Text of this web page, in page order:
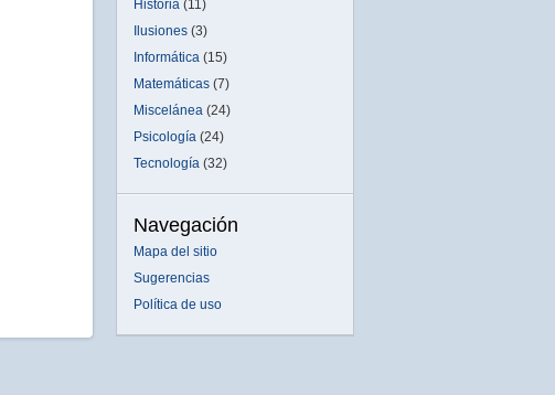
Historia (11)
Ilusiones (3)
Informática (15)
Matemáticas (7)
Miscelánea (24)
Psicología (24)
Tecnología (32)
Navegación
Mapa del sitio
Sugerencias
Política de uso